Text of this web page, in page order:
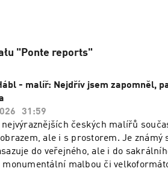
"Ponte reports"
- malíř: Nejdřív jsem zapomněl,
31:59
nejvýraznějších českých malířů
ale i s prostorem. Je
do veřejného, ale i do
monumentální malbou či